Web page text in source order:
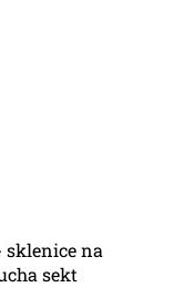
sklenice na
sekt